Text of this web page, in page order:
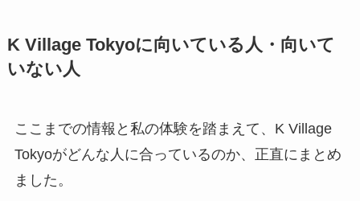
K Village Tokyoに向いている人・向いて
いない人
ここまでの情報と私の体験を踏まえて、K Village
Tokyoがどんな人に合っているのか、正直にまとめ
ました。